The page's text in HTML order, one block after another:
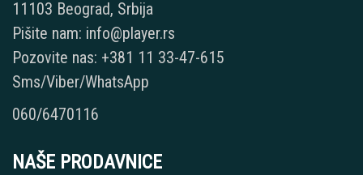
11103 Beograd, Srbija
Pišite nam: info@player.rs
Pozovite nas: +381 11 33-47-615
Sms/Viber/WhatsApp
060/6470116
NAŠE PRODAVNICE